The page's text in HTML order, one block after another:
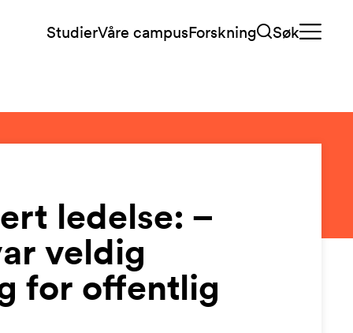
StudierVåre campusForskning Søk
ledelse: –
veldig
for offentlig